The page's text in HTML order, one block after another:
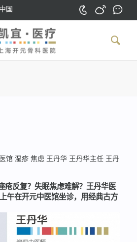
国
馆 湿疹 焦虑 王丹华 王丹华主任 王丹
疮反复？失眠焦虑难解？王丹华医
午在开元中医馆坐诊，用经典古方